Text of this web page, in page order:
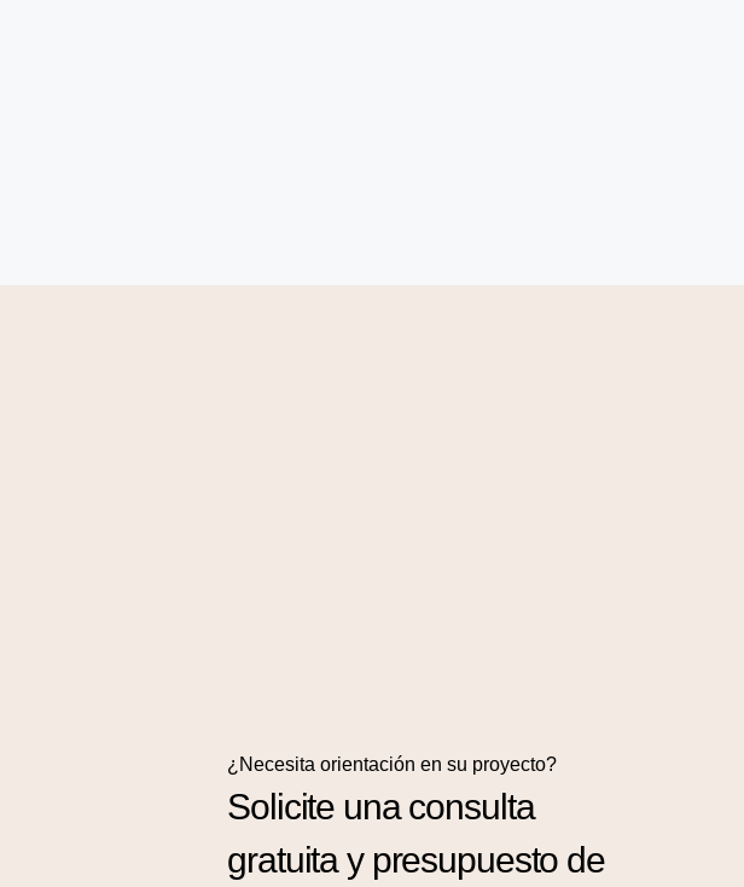
¿Necesita orientación en su proyecto?
Solicite una consulta
gratuita y presupuesto de